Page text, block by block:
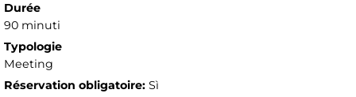
Durée
90 minuti
Typologie
Meeting
Réservation obligatoire: Sì